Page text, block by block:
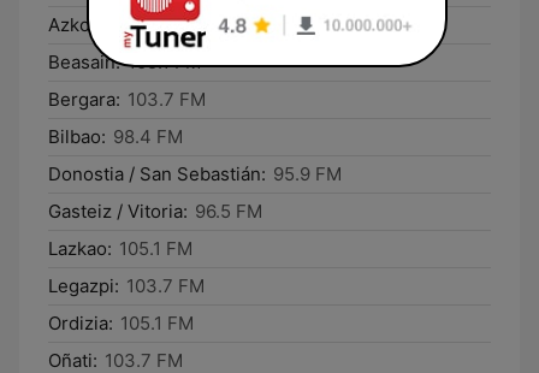
Azkoitia:
103.7 FM
Beasain: 105.1 FM
Bergara: 103.7 FM
Bilbao: 98.4 FM
Donostia / San Sebastián: 95.9 FM
Gasteiz / Vitoria: 96.5 FM
Lazkao: 105.1 FM
Legazpi: 103.7 FM
Ordizia: 105.1 FM
Oñati: 103.7 FM